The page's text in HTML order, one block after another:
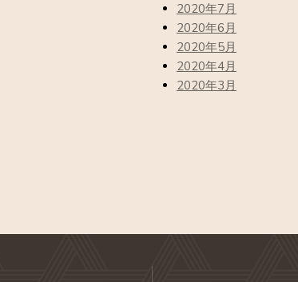
2020年7月
2020年6月
2020年5月
2020年4月
2020年3月